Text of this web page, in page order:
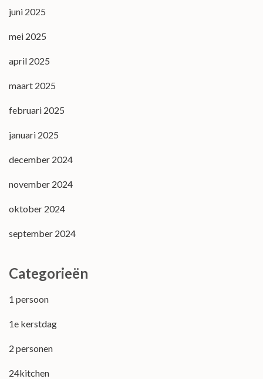
juni 2025
mei 2025
april 2025
maart 2025
februari 2025
januari 2025
december 2024
november 2024
oktober 2024
september 2024
Categorieën
1 persoon
1e kerstdag
2 personen
24kitchen